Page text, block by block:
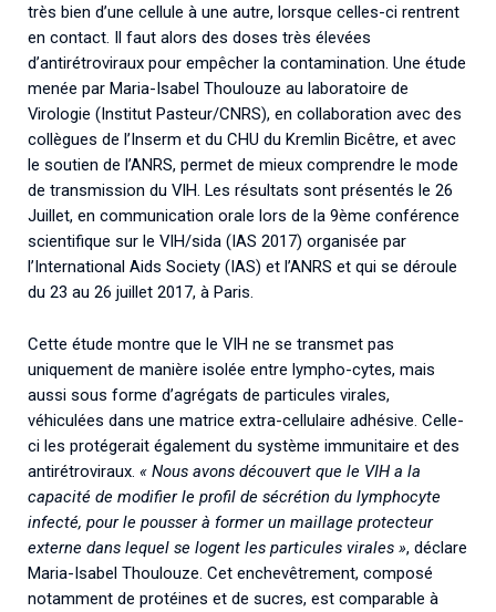
très bien d’une cellule à une autre, lorsque celles-ci rentrent
en contact. Il faut alors des doses très élevées
d’antirétroviraux pour empêcher la contamination. Une étude
menée par Maria-Isabel Thoulouze au laboratoire de
Virologie (Institut Pasteur/CNRS), en collaboration avec des
collègues de l’Inserm et du CHU du Kremlin Bicêtre, et avec
le soutien de l’ANRS, permet de mieux comprendre le mode
de transmission du VIH. Les résultats sont présentés le 26
Juillet, en communication orale lors de la 9ème conférence
scientifique sur le VIH/sida (IAS 2017) organisée par
l’International Aids Society (IAS) et l’ANRS et qui se déroule
du 23 au 26 juillet 2017, à Paris.
Cette étude montre que le VIH ne se transmet pas
uniquement de manière isolée entre lympho-cytes, mais
aussi sous forme d’agrégats de particules virales,
véhiculées dans une matrice extra-cellulaire adhésive. Celle-
ci les protégerait également du système immunitaire et des
antirétroviraux. « Nous avons découvert que le VIH a la
capacité de modifier le profil de sécrétion du lymphocyte
infecté, pour le pousser à former un maillage protecteur
externe dans lequel se logent les particules virales », déclare
Maria-Isabel Thoulouze. Cet enchevêtrement, composé
notamment de protéines et de sucres, est comparable à